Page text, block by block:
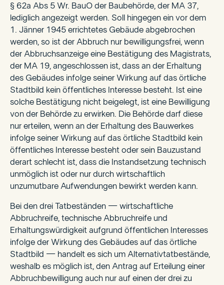
§ 62a Abs 5 Wr. BauO der Baubehörde, der MA 37,
lediglich angezeigt werden. Soll hingegen ein vor dem
1. Jänner 1945 errichtetes Gebäude abgebrochen
werden, so ist der Abbruch nur bewilligungsfrei, wenn
der Abbruchsanzeige eine Bestätigung des Magistrats,
der MA 19, angeschlossen ist, dass an der Erhaltung
des Gebäudes infolge seiner Wirkung auf das örtliche
Stadtbild kein öffentliches Interesse besteht. Ist eine
solche Bestätigung nicht beigelegt, ist eine Bewilligung
von der Behörde zu erwirken. Die Behörde darf diese
nur erteilen, wenn an der Erhaltung des Bauwerkes
infolge seiner Wirkung auf das örtliche Stadtbild kein
öffentliches Interesse besteht oder sein Bauzustand
derart schlecht ist, dass die Instandsetzung technisch
unmöglich ist oder nur durch wirtschaftlich
unzumutbare Aufwendungen bewirkt werden kann.
Bei den drei Tatbeständen — wirtschaftliche
Abbruchreife, technische Abbruchreife und
Erhaltungswürdigkeit aufgrund öffentlichen Interesses
infolge der Wirkung des Gebäudes auf das örtliche
Stadtbild — handelt es sich um Alternativtatbestände,
weshalb es möglich ist, den Antrag auf Erteilung einer
Abbruchbewilligung auch nur auf einen der drei zu